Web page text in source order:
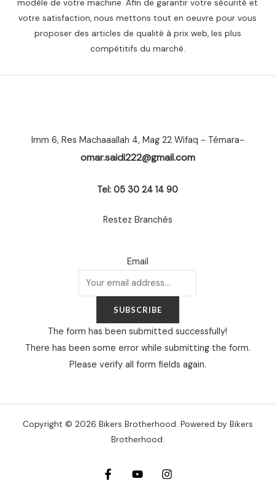
modèle de votre machine. Afin de garantir votre sécurité et
votre satisfaction, nous mettons tout en oeuvre pour vous
proposer des articles de qualité à prix web, les plus
compétitifs du marché.
Imm 6, Res Machaaallah 4, Mag 22 Wifaq - Témara-
omar.saidi222@gmail.com
Tel: 05 30 24 14 90
Restez Branchés
Email
SUBSCRIBE
The form has been submitted successfully!
There has been some error while submitting the form.
Please verify all form fields again.
Copyright © 2026 Bikers Brotherhood. Powered by Bikers
Brotherhood.